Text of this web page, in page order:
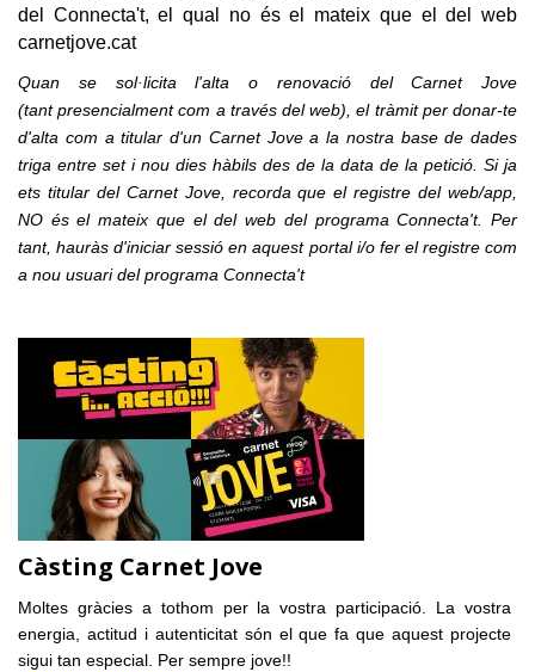
del Connecta't, el qual no és el mateix que el del web
carnetjove.cat
Quan se sol·licita l'alta o renovació del Carnet Jove
(tant presencialment com a través del web), el tràmit per donar-te
d'alta com a titular d'un Carnet Jove a la nostra base de dades
triga entre set i nou dies hàbils des de la data de la petició. Si ja
ets titular del Carnet Jove, recorda que el registre del web/app,
NO és el mateix que el del web del programa Connecta't. Per
tant, hauràs d'iniciar sessió en aquest portal i/o fer el registre com
a nou usuari del programa Connecta't
Càsting Carnet Jove
Moltes gràcies a tothom per la vostra participació. La vostra
energia, actitud i autenticitat són el que fa que aquest projecte
sigui tan especial. Per sempre jove!!